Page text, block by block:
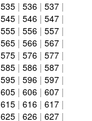
535 | 536 | 537 |
545 | 546 | 547 |
555 | 556 | 557 |
565 | 566 | 567 |
575 | 576 | 577 |
585 | 586 | 587 |
595 | 596 | 597 |
605 | 606 | 607 |
615 | 616 | 617 |
625 | 626 | 627 |